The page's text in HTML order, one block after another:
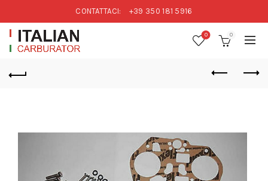
CONTATTACI: +39 350 181 5916
0 0